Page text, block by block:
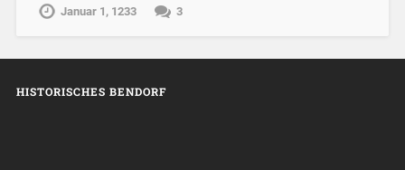
Januar 1, 1233 3
HISTORISCHES BENDORF